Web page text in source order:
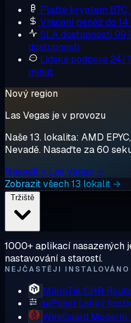
Plaťte kryptem
Vrácení peněz do 14
SLA dostupnosti
dostupnosti
Lidská podpora 24/7
minut
Nový region
Las Vegas je v provozu
Naše 13. lokalita: AMD
Nevadě. Nasaďte za 60
Nasadit v Las Vegas →
Zobrazit všech 13 lokalit →
1000+ aplikací nasazených
nastavování a starostí.
NEJČASTĚJI INSTALOVÁNO
MikroTik CHR
aaPanel Lehký
WireGuard